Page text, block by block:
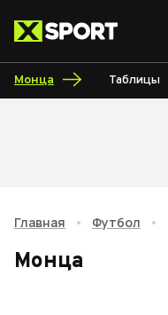
Монца Таблицы
Главная • Футбол •
Монца